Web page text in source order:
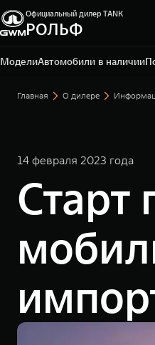
Официальный дилер TANK
РОЛЬФ
МоделиАвтомобили в наличии
Москва, Алтуфьевское
+7 495 165-79-50
Главная О дилере
14 февраля 2023 года
Старт